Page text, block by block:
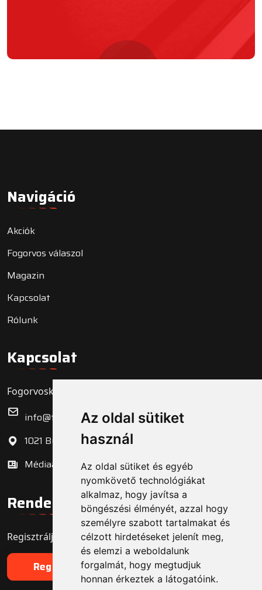
Az oldal sütiket
használ
Az oldal sütiket és egyéb
nyomkövető technológiákat
alkalmaz, hogy javítsa a
böngészési élményét, azzal hogy
személyre szabott tartalmakat és
célzott hirdetéseket jelenít meg,
és elemzi a weboldalunk
forgalmát, hogy megtudjuk
honnan érkeztek a látogatóink.
Navigáció
Akciók
Fogorvos válaszol
Magazin
Kapcsolat
Rólunk
Kapcsolat
Fogorvoskereső.hu Zrt.
info@fogorvoskereso.hu
1021 Budapest, Bécsi út 3-5.
Médiaajánlat
Rendelő regisztráció
Regisztrálja fogorvosi rendelőjét még ma!
Regisztráció